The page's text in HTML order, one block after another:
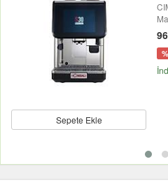
Sepete Ekle